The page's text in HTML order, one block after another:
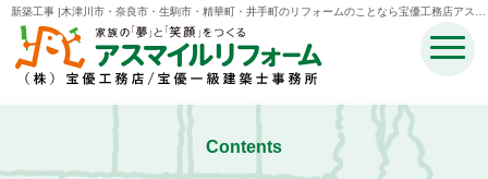
新築工事 |木津川市・奈良市・生駒市・精華町・井手町のリフォームのことなら宝優工務店アスマ
イルリフォーム
Contents